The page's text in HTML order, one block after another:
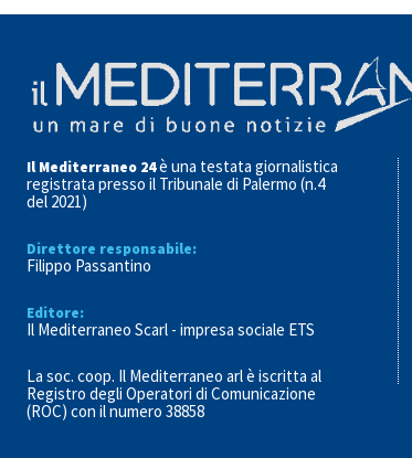
Il Mediterraneo 24è una testata giornalistica
registrata presso il Tribunale di Palermo (n.4
del 2021)
Direttore responsabile:
Filippo Passantino
Editore:
Il Mediterraneo Scarl - impresa sociale ETS
La soc. coop. Il Mediterraneo arl è iscritta al
Registro degli Operatori di Comunicazione
(ROC) con il numero 38858